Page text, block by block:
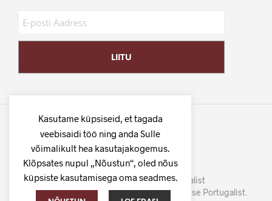
©MilVinhos- Tuhat veini Portugalist
Parima hinna ja kvaliteedi suhtega veinid otse Portugalist.
Kasutame küpsiseid, et tagada
veebisaidi töö ning anda Sulle
võimalikult hea kasutajakogemus.
Klõpsates nupul „Nõustun“, oled nõus
küpsiste kasutamisega oma seadmes.